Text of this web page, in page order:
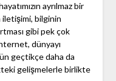
ayrılmaz bir
iletişimi, bilginin
gibi pek çok
dünyayı
geçtikçe daha da
gelişmelerle birlikte